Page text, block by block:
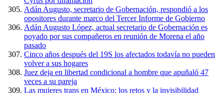
Adán Augusto, secretario de Gobernación, respondió a los
opositores durante marco del Tercer Informe de Gobierno
Adán Augusto López, actual secretario de Gobernación es
poyado por sus compañeros en reunión de Morena el año
pasado
Cinco años después del 19S los afectados todavía no pueden
volver a sus hogares
Juez deja en libertad condicional a hombre que apuñaló 47
veces a su pareja
Las mujeres trans en México: los retos y la invisibilidad